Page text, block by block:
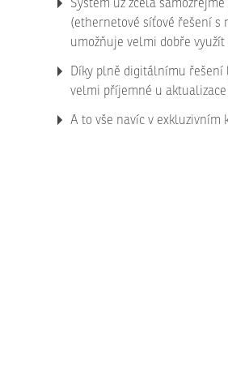
Systém už zcela
(ethernetové síťové řešení s
umožňuje velmi dobře
Díky plně digitálnímu řešení
velmi příjemné u
A to vše navíc v exkluzivním